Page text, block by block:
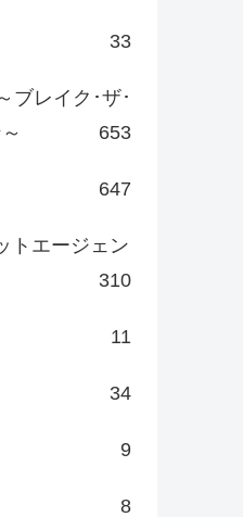
33
ブレイク･ザ･
653
647
トエージェン
310
11
34
9
8